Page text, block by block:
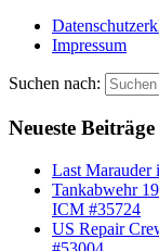
Impressum
Suchen nach:
Neueste Beiträge
Last
Tankabwehr
ICM #35724
US Repair